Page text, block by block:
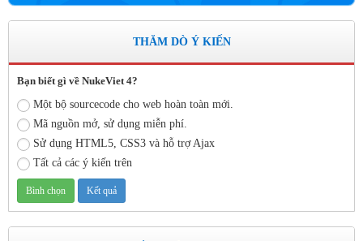
lượt xem: 4183 | lượt tải:757
Số: 05 /KHCM - THVY NGÀY 10/9&
KẾ HOẠCH BỒI DƯỠNG VÀ PHÁT TRIỂN ĐỘI NGŨ NĂM
HỌC 2019- 2020
Thời gian đăng: 11/06/2020
lượt xem: 8574 | lượt tải:2796
Số: 03 /KH-THVY ngày 17/9�
KẾ HOẠCH CÔNG TÁC KIỂM TRA NỘI BỘ NĂM HỌC
2019– 2020
Thời gian đăng: 11/06/2020
lượt xem: 11737 | lượt tải:670
THĂM DÒ Ý KIẾN
Bạn biết gì về NukeViet 4?
Một bộ sourcecode cho web hoàn toàn mới.
Mã nguồn mở, sử dụng miễn phí.
Sử dụng HTML5, CSS3 và hỗ trợ Ajax
Tất cả các ý kiến trên